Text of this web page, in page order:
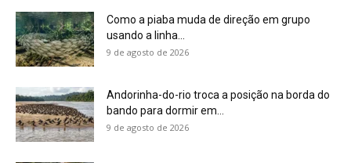
Como a piaba muda de direção em grupo
usando a linha...
9 de agosto de 2026
Andorinha-do-rio troca a posição na borda do
bando para dormir em...
9 de agosto de 2026